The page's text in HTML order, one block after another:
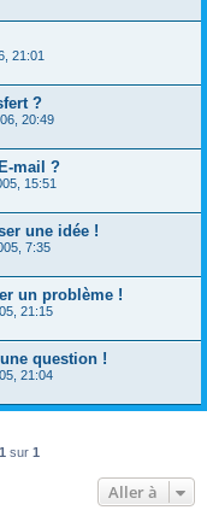
21:01
?
20:49
mail ?
15:51
une idée !
7:35
un problème !
21:15
question !
21:04
1 sur 1
Aller à